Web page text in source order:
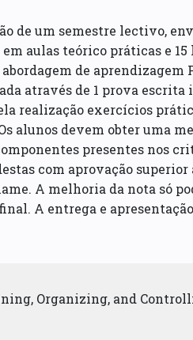
de um semestre lectivo,
aulas teórico práticas e 15
de aprendizagem
através de 1 prova escrita
realização exercícios
alunos devem obter uma
presentes nos
com aprovação superior
A melhoria da nota só
A entrega e
Organizing, and